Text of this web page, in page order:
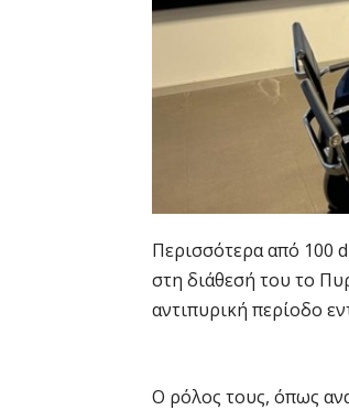
Περισσότερα από 100
στη διάθεσή του το
αντιπυρική περίοδο
Ο ρόλος τους, όπως